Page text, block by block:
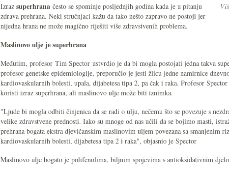
Izraz superhrana često se spominje posljednjih godina kada je u pitanju
zdrava prehrana. Neki stručnjaci kažu da tako nešto zapravo ne postoji jer
nijedna hrana ne može magično riješiti više zdravstvenih problema.
Maslinovo ulje je superhrana
Međutim, profesor Tim Spector ustvrdio je da bi mogla postojati jedna takva
profesor genetske epidemiologije, preporučio je jesti žlicu jedne namirnice
kardiovaskularnih bolesti, upala, dijabetesa tipa 2, pa čak i raka. Profesor
koristi izraz superhrana, ali maslinovo ulje može biti iznimka.
"Ljude bi mogla odbiti činjenica da se radi o ulju, nečemu što se povezuje s
velike zdravstvene prednosti. Iako su mnoge od nas učili da se bojimo masti,
prehrana bogata ekstra djevičanskim maslinovim uljem povezana sa smanjenim
kardiovaskularnih bolesti, dijabetesa tipa 2 i raka", objasnio je Spector
Maslinovo ulje bogato je polifenolima, biljnim spojevima s antioksidativnim